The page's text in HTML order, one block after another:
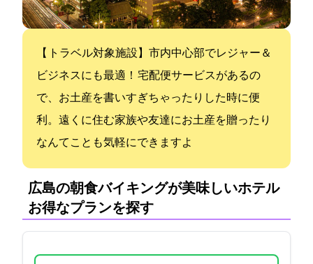
【Go To トラベル対象施設】市内中心部でレジャー＆
ビジネスにも最適！ 宅配便サービスがあるの
で、お土産を書いすぎちゃったりした時に便
利。遠くに住む家族や友達にお土産を贈ったり
なんてことも気軽にできますよ
広島の朝食バイキングが美味しいホテル:
お得なプランを探す